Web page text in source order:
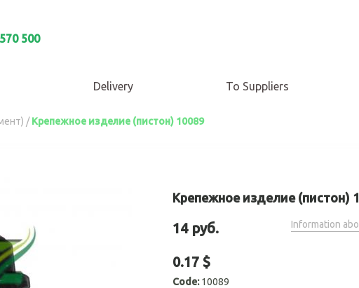
500
Delivery To Suppliers
/ Крепежное изделие (пистон) 10089
Крепежное изделие (пистон)
14 руб.
0.17 $
Code:10089
Information